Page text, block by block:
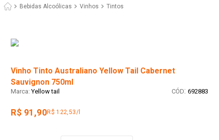
Bebidas Alcoólicas Vinhos Tintos
Vinho Tinto Australiano Yellow Tail Cabernet
Sauvignon 750ml
Yellow tail : 692883
R$ 91,90R$ 122,53/l